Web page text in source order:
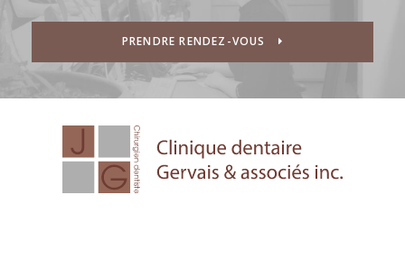
PRENDRE RENDEZ-VOUS